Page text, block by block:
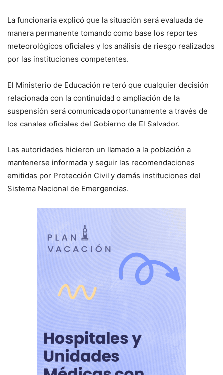
La funcionaria explicó que la situación será evaluada de
manera permanente tomando como base los reportes
meteorológicos oficiales y los análisis de riesgo realizados
por las instituciones competentes.
El Ministerio de Educación reiteró que cualquier decisión
relacionada con la continuidad o ampliación de la
suspensión será comunicada oportunamente a través de
los canales oficiales del Gobierno de El Salvador.
Las autoridades hicieron un llamado a la población a
mantenerse informada y seguir las recomendaciones
emitidas por Protección Civil y demás instituciones del
Sistema Nacional de Emergencias.